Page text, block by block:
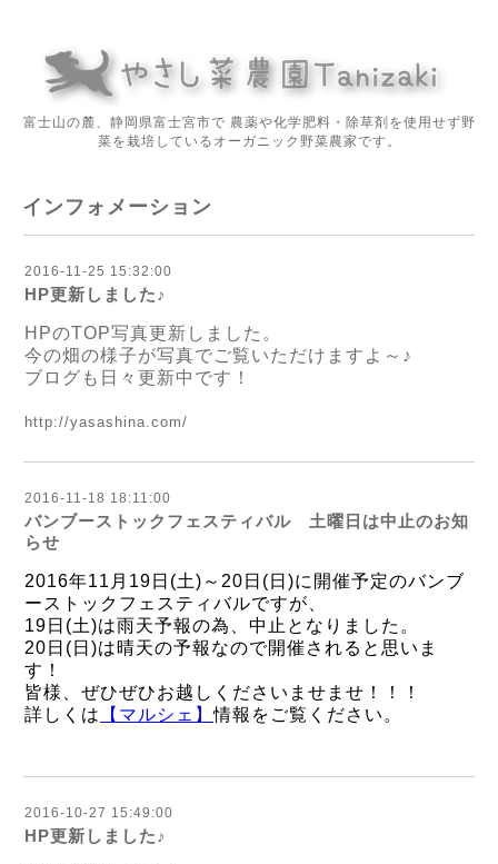
富士山の麓、静岡県富士宮市で 農薬や化学肥料・除草剤を使用せず野
菜を栽培しているオーガニック野菜農家です。
インフォメーション
2016-11-25 15:32:00
HP更新しました♪
HPのTOP写真更新しました。
今の畑の様子が写真でご覧いただけますよ～♪
ブログも日々更新中です！
http://yasashina.com/
2016-11-18 18:11:00
バンブーストックフェスティバル 土曜日は中止のお知
らせ
2016年11月19日(土)～20日(日)に開催予定のバンブ
ーストックフェスティバルですが、
19日(土)は雨天予報の為、中止となりました。
20日(日)は晴天の予報なので開催されると思いま
す！
皆様、ぜひぜひお越しくださいませませ！！！
詳しくは
【マルシェ】情報をご覧ください。
2016-10-27 15:49:00
HP更新しました♪